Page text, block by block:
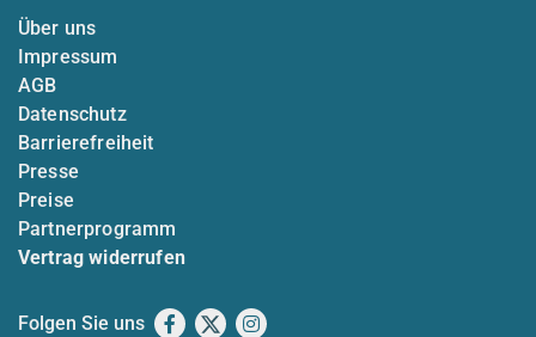
Über uns
Impressum
AGB
Datenschutz
Barrierefreiheit
Presse
Preise
Partnerprogramm
Vertrag widerrufen
Folgen Sie uns Facebook
X Instagram